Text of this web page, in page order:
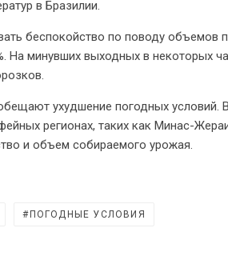
в Бразилии.
беспокойство по поводу объемов
На минувших выходных в некоторых
ухудшение погодных условий.
регионах, таких как Минас-
и объем собираемого урожая.
ПОГОДНЫЕ УСЛОВИЯ